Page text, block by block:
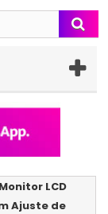
Monitor LCD
Ajuste de